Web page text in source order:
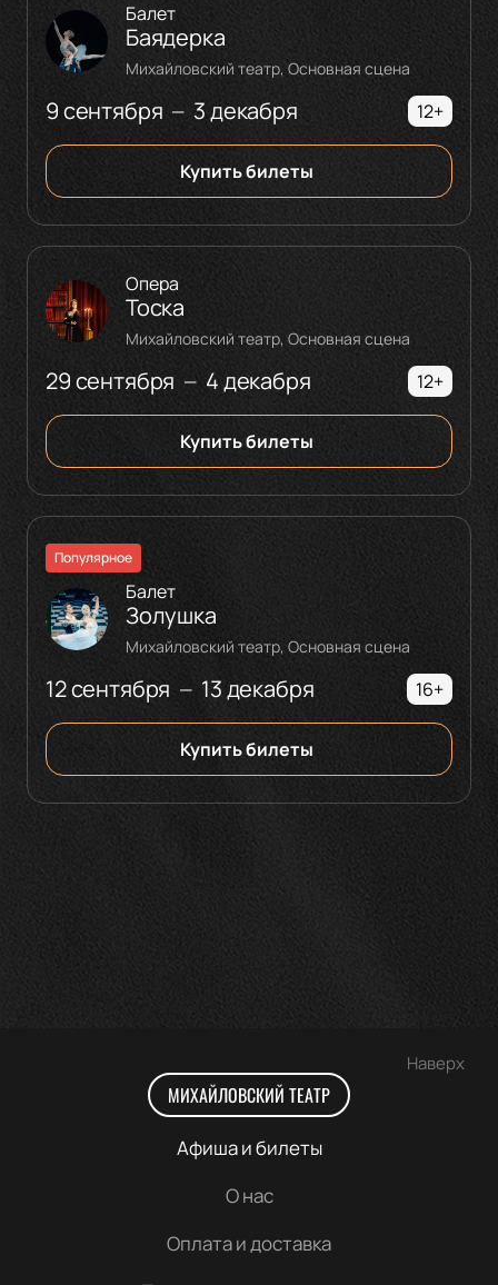
9 сентября — 3 декабря
Балет
Баядерка
Михайловский театр, Основная сцена
12+
Купить билеты
29 сентября — 4 декабря
Опера
Тоска
Михайловский театр, Основная сцена
12+
Купить билеты
Популярное
12 сентября — 13 декабря
Балет
Золушка
Михайловский театр, Основная сцена
16+
Купить билеты
Наверх
МИХАЙЛОВСКИЙ ТЕАТР
Афиша и билеты
О нас
Оплата и доставка